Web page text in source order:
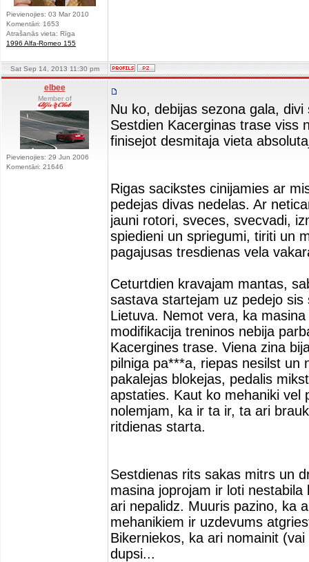
Pievienojies: 03 Mar 2010
Komentāri: 1653
Atrašanās vieta: Rīga
1996 Alfa-Romeo 155
Sat Sep 14, 2013 11:30 pm
elbee
Member of
Pievienojies: 29 Jun 2006
Komentāri: 21646
Nu ko, debijas sezona gala,
Sestdien Kacerginas trase viss
finisejot desmitaja vieta
Rigas sacikstes cinijamies ar
pedejas divas nedelas. Ar
jauni rotori, sveces, svecvadi,
spiedieni un spriegumi, tiriti un
pagajusas tresdienas vela
Ceturtdien kravajam mantas,
sastava startejam uz pedejo
Lietuva. Nemot vera, ka
modifikacija treninos nebija
Kacergines trase. Viena zina
pilniga pa***a, riepas nesilst
pakalejas blokejas, pedalis
apstaties. Kaut ko mehaniki vel
nolemjam, ka ir ta ir, ta ari
ritdienas starta.
Sestdienas rits sakas mitrs un
masina joprojam ir loti
ari nepalidz. Muuris pazino, ka
mehanikiem ir uzdevums
Bikerniekos, ka ari nomainit
dupsi...